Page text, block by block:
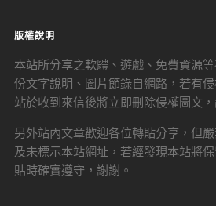
版權說明
本站所分享之軟體、遊戲、免費資源
份文字說明、圖片節錄自網路，若有
站於收到來信後將立即刪除侵權圖文，
另外站內文章歡迎各位轉貼分享，但
及未標示本站網址，若經發現本站將
貼時確實遵守，謝謝。